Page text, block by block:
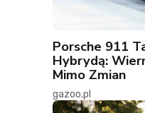
Porsche 911
Hybrydą:
Mimo Zmian
gazoo.pl